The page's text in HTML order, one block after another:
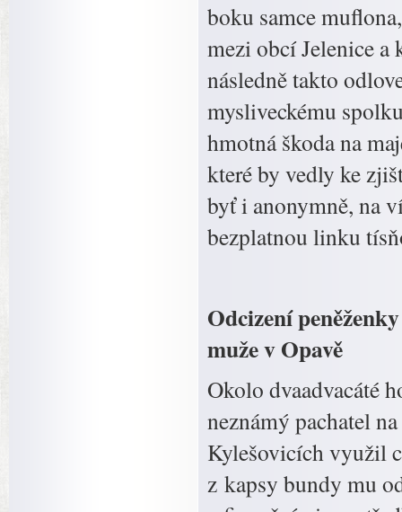
boku samce
mezi obcí Jelenice
následně takto
mysliveckému
hmotná škoda na
které by vedly ke
byť i anonymně, na
bezplatnou linku
Odcizení
muže v Opavě
Okolo dvaadvacáté
neznámý pachatel
Kylešovicích využil
z kapsy bundy mu